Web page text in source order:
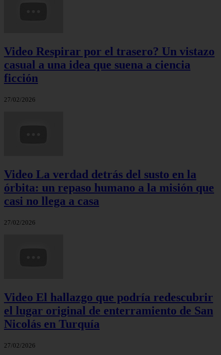
Video Respirar por el trasero? Un vistazo
casual a una idea que suena a ciencia
ficción
27/02/2026
Video La verdad detrás del susto en la
órbita: un repaso humano a la misión que
casi no llega a casa
27/02/2026
Video El hallazgo que podría redescubrir
el lugar original de enterramiento de San
Nicolás en Turquía
27/02/2026